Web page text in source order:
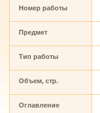
Номер работы
Предмет
Тип работы
Объем, стр.
Оглавление